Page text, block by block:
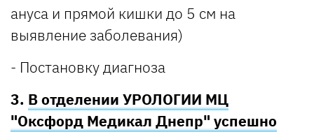
ануса и прямой кишки до 5 см на
выявление заболевания)
- Постановку диагноза
3. В отделении УРОЛОГИИ МЦ
"Оксфорд Медикал Днепр" успешно